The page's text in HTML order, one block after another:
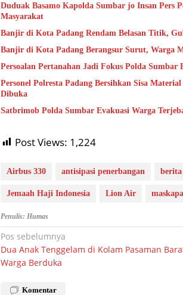
Duduak Basamo Kapolda Sumbar jo Insan Pers
Masyarakat
Banjir di Kota Padang Rendam Belasan Titik,
Banjir di Kota Padang Berangsur Surut, Warga
Persoalan Pertanahan Jadi Fokus Polda
Personel Polresta Padang Bersihkan Sisa
Dibuka
Satbrimob Polda Sumbar Evakuasi Warga
Post Views: 1,224
Airbus 330 antisipasi penerbangan
Jemaah Haji Indonesia Lion Air
Penulis: Humas
Navigasi
pos
Pos sebelumnya
Dua Anak Tenggelam di Kolam Pasaman
Warga Berduka
Komentar